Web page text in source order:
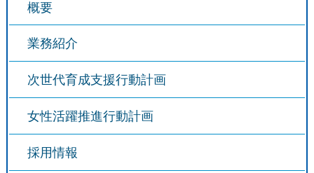
概要
業務紹介
次世代育成支援行動計画
女性活躍推進行動計画
採用情報